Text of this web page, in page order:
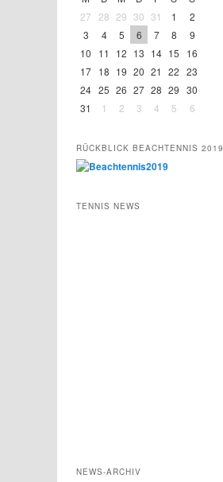
27
28 29 30 31 1
2
3
4 5 6 7 8
9
10
11 12 13 14 15
16
17 18 19 20 21 22 23
24 25 26 27 28 29 30
31
1 2 3 4 5 6
RÜCKBLICK BEACHTENNIS 2019
TENNIS NEWS
NEWS-ARCHIV